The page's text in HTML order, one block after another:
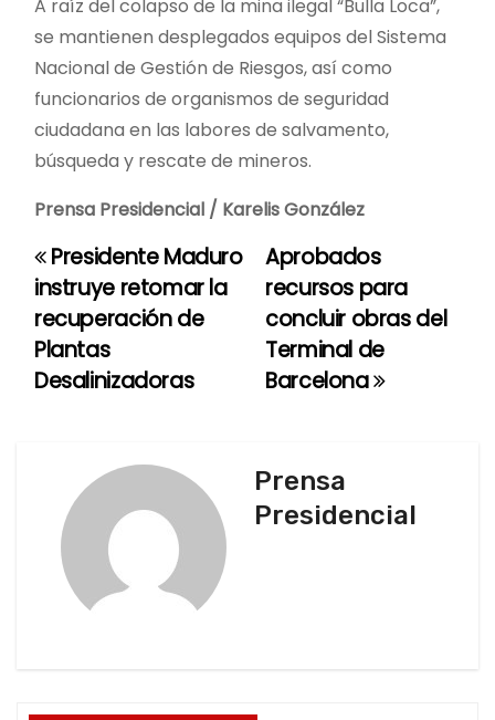
A raíz del colapso de la mina ilegal “Bulla Loca”,
se mantienen desplegados equipos del Sistema
Nacional de Gestión de Riesgos, así como
funcionarios de organismos de seguridad
ciudadana en las labores de salvamento,
búsqueda y rescate de mineros.
Prensa Presidencial / Karelis González
N
a
v
Aprobados
recursos para
concluir obras del
Terminal de
Barcelona
Presidente Maduro
instruye retomar la
recuperación de
Plantas
Desalinizadoras
Prensa
Presidencial